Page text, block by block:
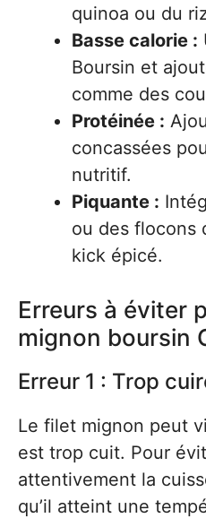
quinoa ou du
Basse calorie :
Boursin et
comme des
Protéinée :
concassées
nutritif.
Piquante :
ou des flocons
kick épicé.
Erreurs à éviter
mignon boursin
Erreur 1 : Trop
Le filet mignon peut
est trop cuit. Pour
attentivement la
qu’il atteint une